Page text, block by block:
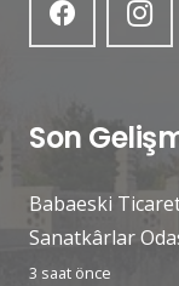
Son
Babaeski
Sanatkârlar
3 saat önce